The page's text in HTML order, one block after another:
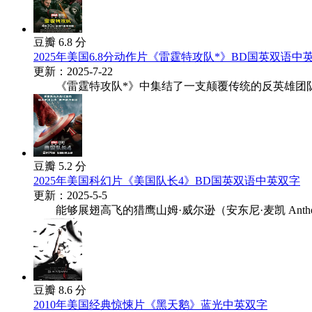
豆瓣 6.8 分
2025年美国6.8分动作片《雷霆特攻队*》BD国英双语中
更新：2025-7-22
《雷霆特攻队*》中集结了一支颠覆传统的反英雄
豆瓣 5.2 分
2025年美国科幻片《美国队长4》BD国英双语中英双字
更新：2025-5-5
能够展翅高飞的猎鹰山姆·威尔逊（安东尼·麦凯
豆瓣 8.6 分
2010年美国经典惊悚片《黑天鹅》蓝光中英双字